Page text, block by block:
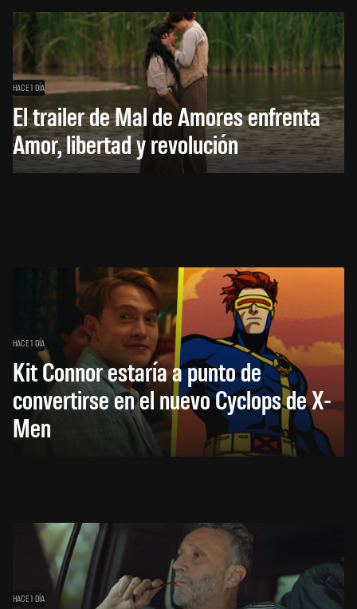
HACE 1 DÍA
El trailer de Mal de Amores enfrenta
Amor, libertad y revolución
HACE 1 DÍA
Kit Connor estaría a punto de
convertirse en el nuevo Cyclops de X-
Men
HACE 1 DÍA